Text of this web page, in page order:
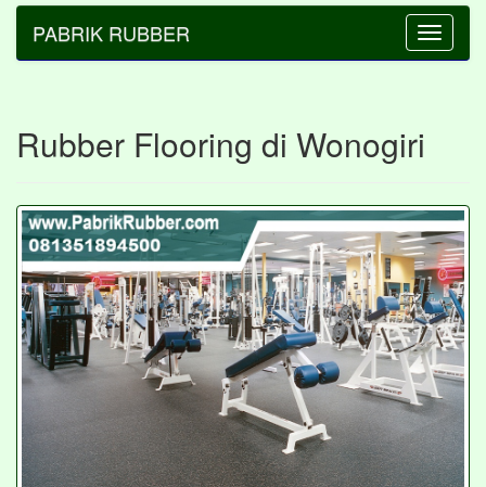
Toggle
PABRIK RUBBER
Rubber Flooring di Wonogiri